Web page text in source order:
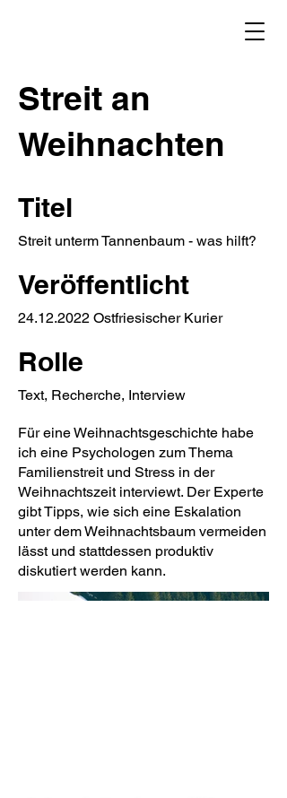
Streit an
Weihnachten
Titel
Streit unterm Tannenbaum - was hilft?
Veröffentlicht
24.12.2022 Ostfriesischer Kurier
Rolle
Text, Recherche, Interview
Für eine Weihnachtsgeschichte habe
ich eine Psychologen zum Thema
Familienstreit und Stress in der
Weihnachtszeit interviewt. Der Experte
gibt Tipps, wie sich eine Eskalation
unter dem Weihnachtsbaum vermeiden
lässt und stattdessen produktiv
diskutiert werden kann.